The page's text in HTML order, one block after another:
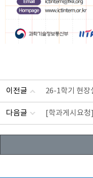
이전글 26-1학기 현장
다음글 [학과게시요청